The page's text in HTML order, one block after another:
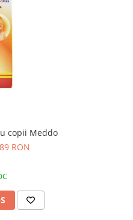
copii Meddo
RON